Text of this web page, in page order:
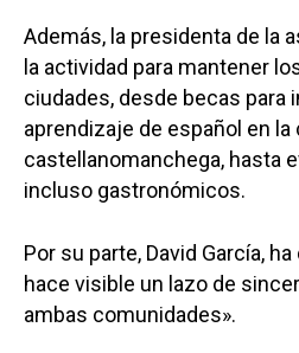
Además, la presidenta de la
la actividad para mantener
ciudades, desde becas para
aprendizaje de español en la
castellanomanchega, hasta
incluso gastronómicos.
Por su parte, David García,
hace visible un lazo de
ambas comunidades».